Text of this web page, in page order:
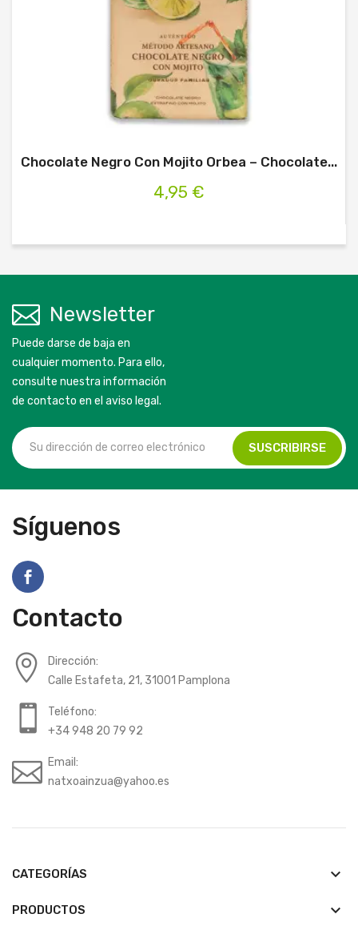
Chocolate Negro Con Mojito Orbea – Chocolate...
4,95 €
Newsletter
Puede darse de baja en
cualquier momento. Para ello,
consulte nuestra información
de contacto en el aviso legal.
Síguenos
Contacto
Dirección:
Calle Estafeta, 21, 31001 Pamplona
Teléfono:
+34 948 20 79 92
Email:
natxoainzua@yahoo.es
CATEGORÍAS keyboard_arrow_down
PRODUCTOS
keyboard_arrow_down